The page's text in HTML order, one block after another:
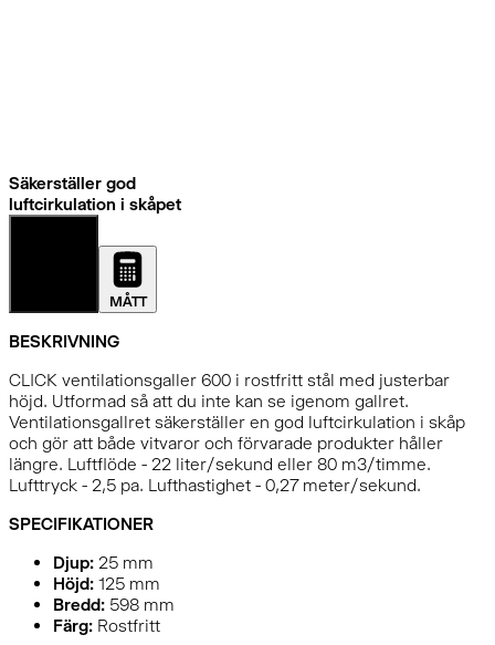
Säkerställer god
luftcirkulation i skåpet
MÅTT
BESKRIVNING
CLICK ventilationsgaller 600 i rostfritt stål med justerbar
höjd. Utformad så att du inte kan se igenom gallret.
Ventilationsgallret säkerställer en god luftcirkulation i skåp
och gör att både vitvaror och förvarade produkter håller
längre. Luftflöde - 22 liter/sekund eller 80 m3/timme.
Lufttryck - 2,5 pa. Lufthastighet - 0,27 meter/sekund.
SPECIFIKATIONER
Djup: 25 mm
Höjd: 125 mm
Bredd: 598 mm
Färg: Rostfritt